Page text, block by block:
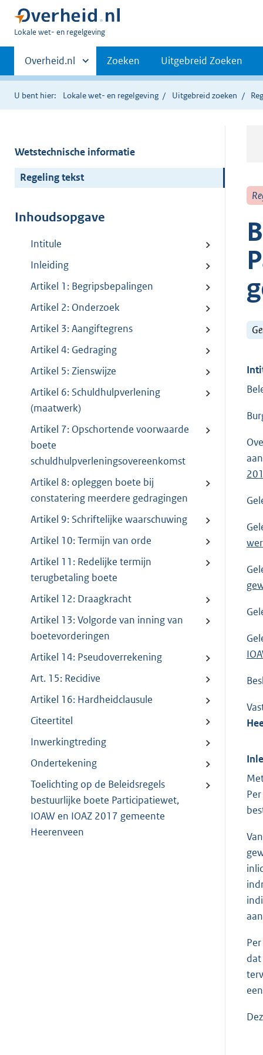
U
hier:
Lokale wet- en regelgeving
Primaire
navigatie
Andere
sites
binnen
Overheid.nl Zoeken Uitgebreid Zoeken
U bent hier: Lokale wet- en regelgeving Uitgebreid zoeken
Wetstechnische informatie
Regeling tekst
Inhoudsopgave
Intitule
Inleiding
Artikel 1: Begripsbepalingen
Artikel 2: Onderzoek
Artikel 3: Aangiftegrens
Artikel 4: Gedraging
Artikel 5: Zienswijze
Artikel 6: Schuldhulpverlening
(maatwerk)
Artikel 7: Opschortende voorwaarde
boete
schuldhulpverleningsovereenkomst
Artikel 8: opleggen boete bij
constatering meerdere gedragingen
Artikel 9: Schriftelijke waarschuwing
Artikel 10: Termijn van orde
Artikel 11: Redelijke termijn
terugbetaling boete
Artikel 12: Draagkracht
Artikel 13: Volgorde van inning van
boetevorderingen
Artikel 14: Pseudoverrekening
Art. 15: Recidive
Artikel 16: Hardheidclausule
Citeertitel
Inwerkingtreding
Ondertekening
Toelichting op de Beleidsregels
bestuurlijke boete Participatiewet,
IOAW en IOAZ 2017 gemeente
Heerenveen